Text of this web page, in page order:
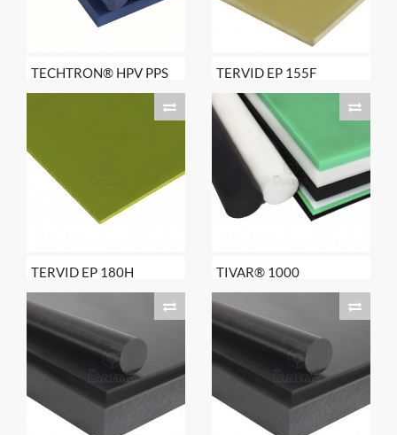
TECHTRON® HPV PPS TERVID EP 155F
TERVID EP 180H TIVAR® 1000